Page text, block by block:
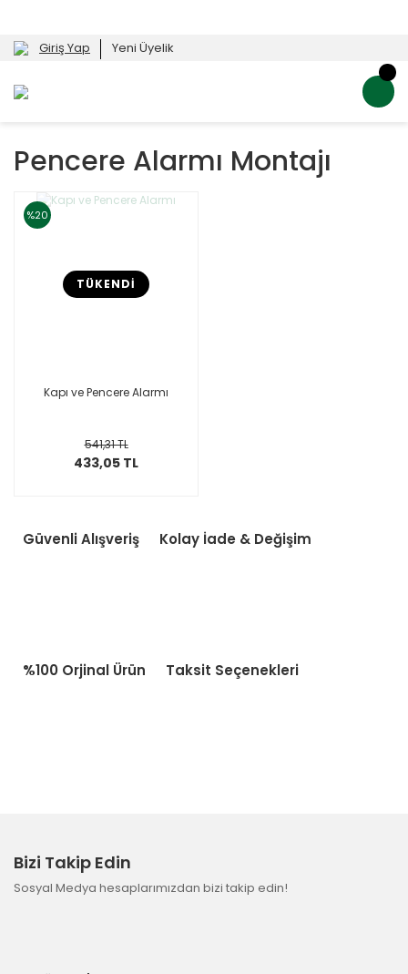
Giriş Yap Yeni Üyelik
Pencere Alarmı Montajı
%20
TÜKENDİ
Kapı ve Pencere Alarmı
541,31 TL
433,05 TL
Güvenli Alışveriş Kolay İade & Değişim
%100 Orjinal Ürün Taksit Seçenekleri
Bizi Takip Edin
Sosyal Medya hesaplarımızdan bizi takip edin!